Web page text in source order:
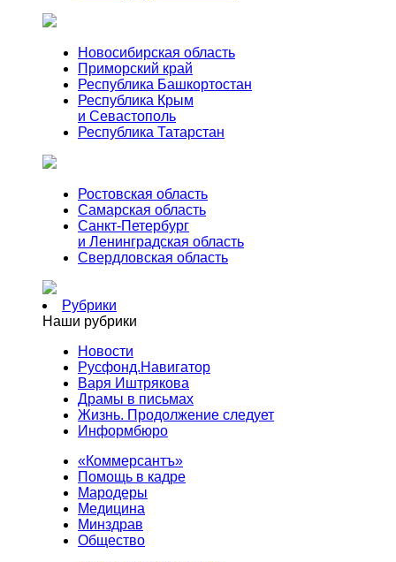
Новосибирская область
Приморский край
Республика Башкортостан
Республика Крым
и Севастополь
Республика Татарстан
Ростовская область
Самарская область
Санкт-Петербург
и Ленинградская область
Свердловская область
Рубрики
Наши рубрики
Новости
Русфонд.Навигатор
Варя Иштрякова
Драмы в письмах
Жизнь. Продолжение следует
Информбюро
«Коммерсантъ»
Помощь в кадре
Мародеры
Медицина
Минздрав
Общество